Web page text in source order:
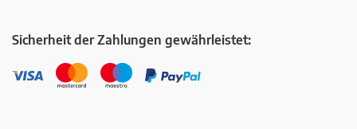
Sicherheit der Zahlungen gewährleistet: